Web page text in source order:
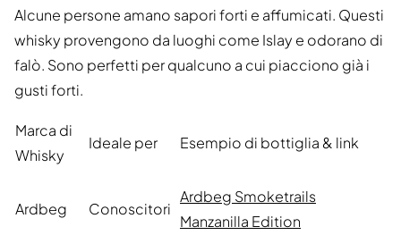
Alcune persone amano sapori forti e affumicati. Questi
whisky provengono da luoghi come Islay e odorano di
falò. Sono perfetti per qualcuno a cui piacciono già i
gusti forti.
Marca di
Whisky
Ideale per Esempio di bottiglia & link
Ardbeg Conoscitori
Ardbeg Smoketrails
Manzanilla Edition